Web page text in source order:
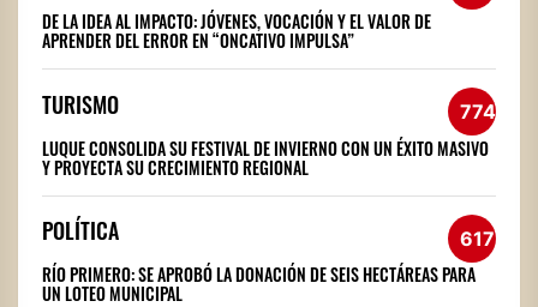
DE LA IDEA AL IMPACTO: JÓVENES, VOCACIÓN Y EL VALOR DE
APRENDER DEL ERROR EN “ONCATIVO IMPULSA”
TURISMO 774
LUQUE CONSOLIDA SU FESTIVAL DE INVIERNO CON UN ÉXITO MASIVO
Y PROYECTA SU CRECIMIENTO REGIONAL
POLÍTICA 617
RÍO PRIMERO: SE APROBÓ LA DONACIÓN DE SEIS HECTÁREAS PARA
UN LOTEO MUNICIPAL